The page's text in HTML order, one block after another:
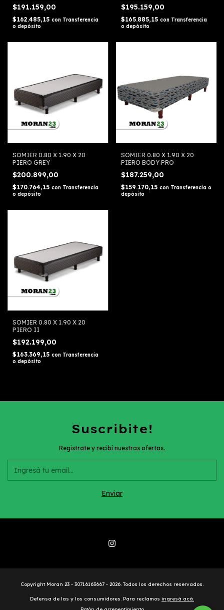
$191.159,00
$162.485,15 con Transferencia
o depósito
$195.159,00
$165.885,15 con Transferencia
o depósito
SOMIER 0.80 X 1.90 X 20
PIERO GREY
$200.899,00
$170.764,15 con Transferencia
o depósito
SOMIER 0.80 X 1.90 X 20
PIERO BODY PRO
$187.259,00
$159.170,15 con Transferencia o
depósito
SOMIER 0.80 X 1.90 X 20
PIERO II
$192.199,00
$163.369,15 con Transferencia
o depósito
Suscribite!
Registrate y recibí nuestras ofertas.
Copyright Moran 23 - 30716163667 - 2026. Todos los derechos reservados.
Defensa de las y los consumidores. Para reclamos ingresá acá.